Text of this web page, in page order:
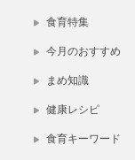
食育特集
今月のおすすめ
まめ知識
健康レシピ
食育キーワード